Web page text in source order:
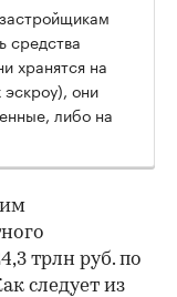
средства
хранятся на
они
либо на
трлн руб. по
следует из